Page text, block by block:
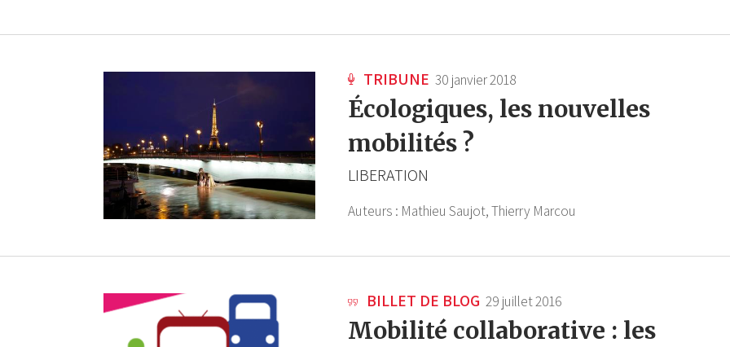
TRIBUNE 30 janvier 2018
Écologiques, les nouvelles
mobilités ?
LIBERATION
Auteurs : Mathieu Saujot,Thierry Marcou
BILLET DE BLOG 29 juillet 2016
Mobilité collaborative : les